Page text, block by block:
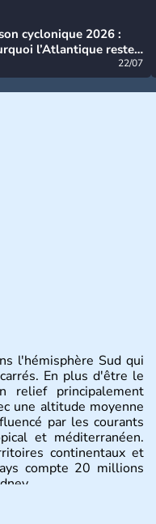
cyclonique 2026 :
l’Atlantique reste
22/07
l'hémisphère Sud qui
En plus d'être le
relief principalement
une altitude moyenne
par les courants
et méditerranéen.
continentaux et
compte 20 millions